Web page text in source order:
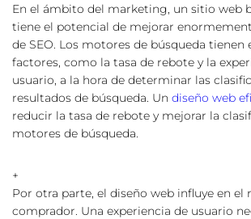
En el ámbito del marketing, un sitio web
tiene el potencial de mejorar
de SEO. Los motores de búsqueda tienen
factores, como la tasa de rebote y la
usuario, a la hora de determinar las
resultados de búsqueda. Un diseño web
reducir la tasa de rebote y mejorar la
motores de búsqueda.
+
Por otra parte, el diseño web influye en el
comprador. Una experiencia de usuario